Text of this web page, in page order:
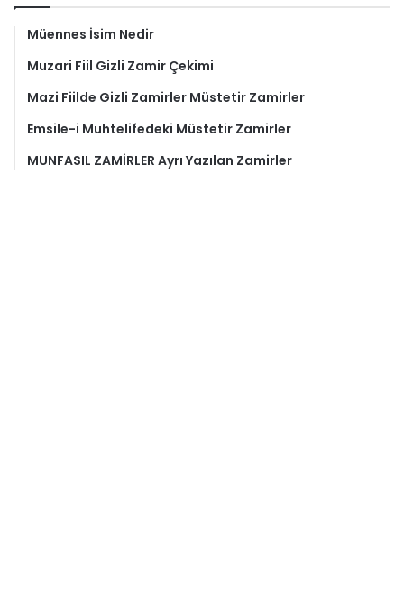
Müennes İsim Nedir
Muzari Fiil Gizli Zamir Çekimi
Mazi Fiilde Gizli Zamirler Müstetir Zamirler
Emsile-i Muhtelifedeki Müstetir Zamirler
MUNFASIL ZAMİRLER Ayrı Yazılan Zamirler